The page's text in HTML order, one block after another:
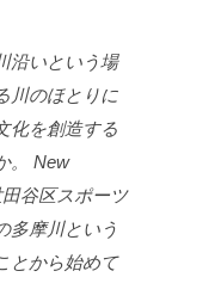
沿いという場
川のほとりに
化を創造する
。 New
谷区スポーツ
多摩川という
とから始めて